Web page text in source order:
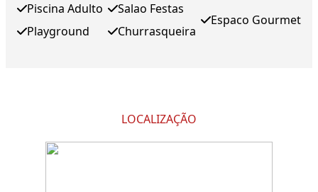
Piscina Adulto
Playground
Salao Festas
Churrasqueira
Espaco Gourmet
LOCALIZAÇÃO